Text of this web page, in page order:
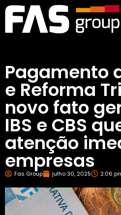
Pagamento
e Reforma
novo fato
IBS e CBS
atenção
empresas
Fas Group julho 30, 2025 2:06